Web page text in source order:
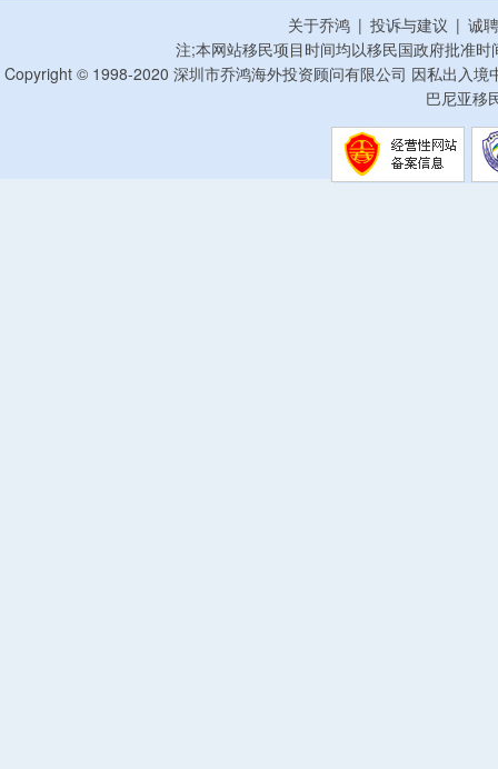
关于乔鸿 | 投诉与建议 | 诚
注;本网站移民项目时间均以移民国政府批准
Copyright © 1998-2020 深圳市乔鸿海外投资顾问有限公司 因私出入
巴尼亚移